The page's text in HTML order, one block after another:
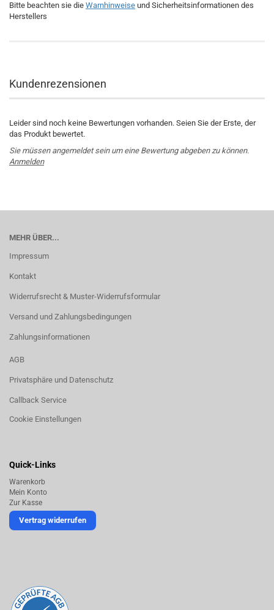
Bitte beachten sie die Warnhinweise und Sicherheitsinformationen des
Herstellers
Kundenrezensionen
Leider sind noch keine Bewertungen vorhanden. Seien Sie der Erste, der
das Produkt bewertet.
Sie müssen angemeldet sein um eine Bewertung abgeben zu können.
Anmelden
MEHR ÜBER...
Impressum
Kontakt
Widerrufsrecht & Muster-Widerrufsformular
Versand und Zahlungsbedingungen
Zahlungsinformationen
AGB
Privatsphäre und Datenschutz
Callback Service
Cookie Einstellungen
Quick-Links
Warenkorb
Mein Konto
Zur Kasse
Vertrag widerrufen